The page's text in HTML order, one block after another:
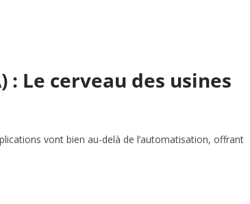
Le cerveau des usines
vont bien au-delà de l’automatisation, offrant